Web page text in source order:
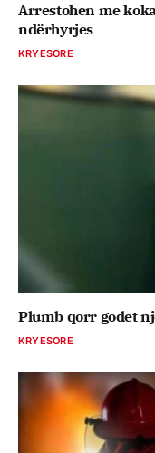
Arrestohen me
ndërhyrjes
KRYESORE
Plumb qorr godet
KRYESORE